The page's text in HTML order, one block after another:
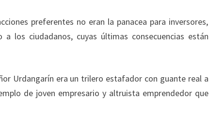
preferentes no eran la panacea para inversores,
los ciudadanos, cuyas últimas consecuencias están
Urdangarín era un trilero estafador con guante real a
de joven empresario y altruista emprendedor que